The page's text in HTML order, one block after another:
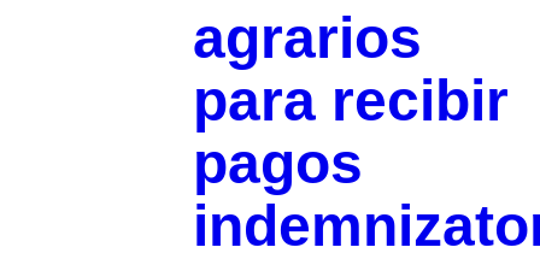
agrarios
para recibir
pagos